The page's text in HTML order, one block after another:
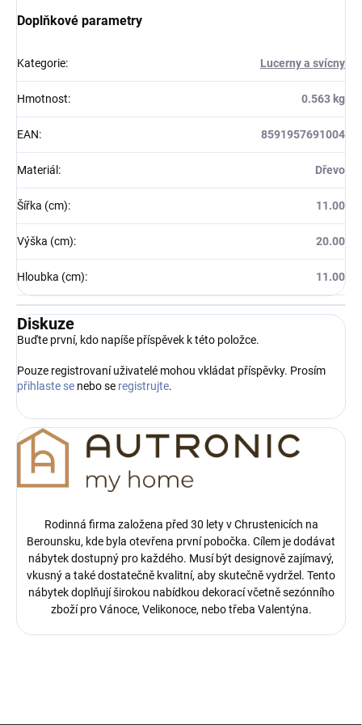
Doplňkové parametry
Kategorie: Lucerny a svícny
Hmotnost: 0.563 kg
EAN: 8591957691004
Materiál : Dřevo
Šířka (cm): 11.00
Výška (cm): 20.00
Hloubka (cm): 11.00
Diskuze
Buďte první, kdo napíše příspěvek k této položce.
Pouze registrovaní uživatelé mohou vkládat příspěvky. Prosím
přihlaste se nebo se registrujte.
Rodinná firma založena před 30 lety v Chrustenicích na
Berounsku, kde byla otevřena první pobočka. Cílem je dodávat
nábytek dostupný pro každého. Musí být designově zajímavý,
vkusný a také dostatečně kvalitní, aby skutečně vydržel. Tento
nábytek doplňují širokou nabídkou dekorací včetně sezónního
zboží pro Vánoce, Velikonoce, nebo třeba Valentýna.